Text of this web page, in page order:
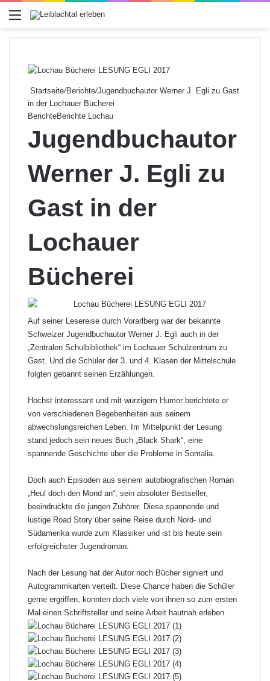
Menü
Startseite/Berichte/Jugendbuchautor Werner J. Egli zu Gast
in der Lochauer Bücherei
BerichteBerichte Lochau
Jugendbuchautor
Werner J. Egli zu
Gast in der
Lochauer
Bücherei
Auf seiner Lesereise durch Vorarlberg war der bekannte
Schweizer Jugendbuchautor Werner J. Egli auch in der
„Zentralen Schulbibliothek“ im Lochauer Schulzentrum zu
Gast. Und die Schüler der 3. und 4. Klasen der Mittelschule
folgten gebannt seinen Erzählungen.
Höchst interessant und mit würzigem Humor berichtete er
von verschiedenen Begebenheiten aus seinem
abwechslungsreichen Leben. Im Mittelpunkt der Lesung
stand jedoch sein neues Buch „Black Shark“, eine
spannende Geschichte über die Probleme in Somalia.
Doch auch Episoden aus seinem autobiografischen Roman
„Heul doch den Mond an“, sein absoluter Bestseller,
beeindruckte die jungen Zuhörer. Diese spannende und
lustige Road Story über seine Reise durch Nord- und
Südamerika wurde zum Klassiker und ist bis heute sein
erfolgreichster Jugendroman.
Nach der Lesung hat der Autor noch Bücher signiert und
Autogrammkarten verteilt. Diese Chance haben die Schüler
gerne ergriffen, konnten doch viele von ihnen so zum ersten
Mal einen Schriftsteller und seine Arbeit hautnah erleben.